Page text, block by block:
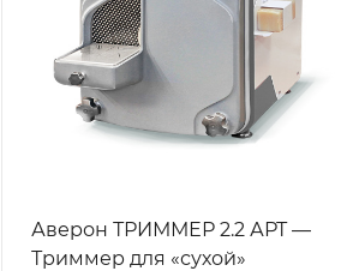
Аверон ТРИММЕР 2.2 АРТ —
Триммер для «сухой»